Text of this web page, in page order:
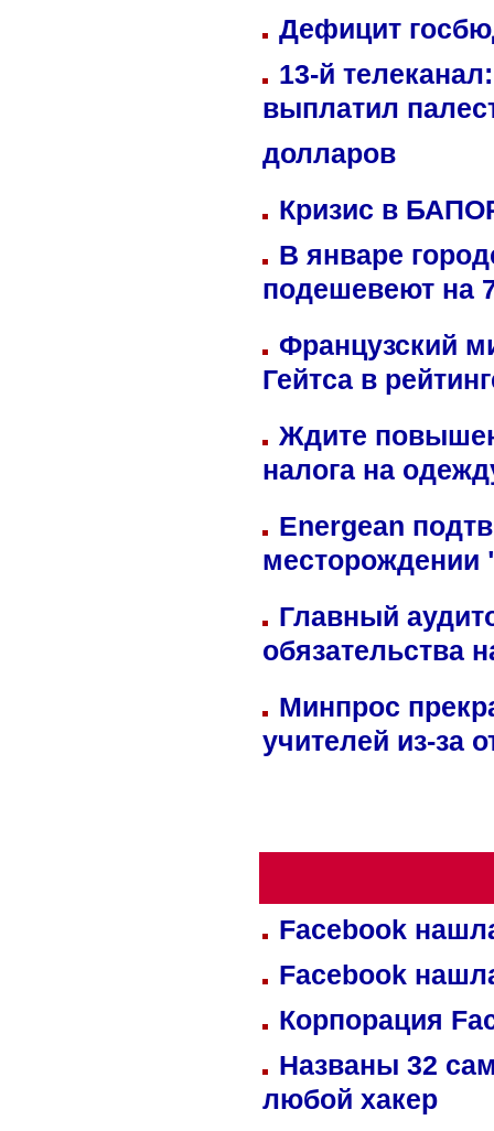
Дефицит
13-й
выплатил
долларов
Кризис в
В январе
подешевеют на
Французский
Гейтса в
Ждите
налога на
Energean
Главный
обязательства
Минпрос
учителей из-за
Facebook
Facebook
Корпорация
Названы 32
любой хакер